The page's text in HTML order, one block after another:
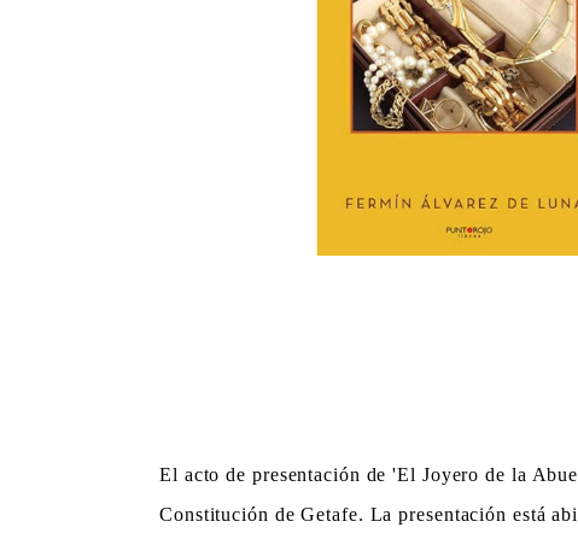
El acto de presentación de 'El Joyero de la
Constitución de Getafe. La presentación está